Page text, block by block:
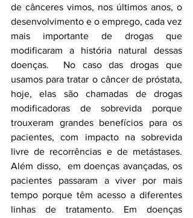
de cânceres vimos, nos últimos anos, o
desenvolvimento e o emprego, cada vez
mais importante de drogas que
modificaram a história natural dessas
doenças.  No caso das drogas que
usamos para tratar o câncer de próstata,
hoje, elas são chamadas de drogas
modificadoras de sobrevida porque
trouxeram grandes benefícios para os
pacientes, com impacto na sobrevida
livre de recorrências e de metástases.
Além disso,  em doenças avançadas, os
pacientes passaram a viver por mais
tempo porque têm acesso a diferentes
linhas de tratamento. Em doenças